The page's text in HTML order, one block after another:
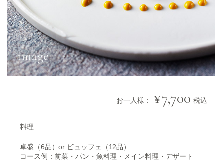
お一人様： 7,700 税込
料理
卓盛（6品）or ビュッフェ（12品）
コース例：前菜・パン・魚料理・メイン料理・デザート